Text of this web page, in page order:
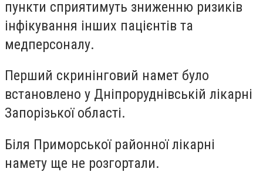
пункти сприятимуть зниженню ризиків
інфікування інших пацієнтів та
медперсоналу.
Перший скринінговий намет було
встановлено у Дніпроруднівській лікарні
Запорізької області.
Біля Приморської районної лікарні
намету ще не розгортали.